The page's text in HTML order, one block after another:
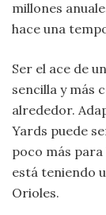
millones
hace una
Ser el ace de
sencilla y más
alrededor.
Yards puede
poco más para
está teniendo
Orioles.